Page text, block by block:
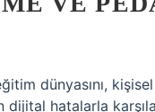
dünyasını, kişisel
hatalarla